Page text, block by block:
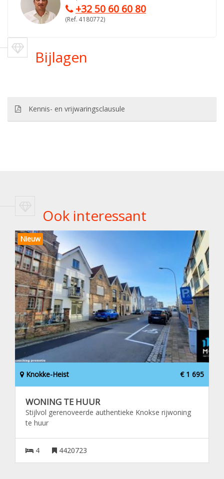
+32 50 60 60 80
(Ref. 4180772)
Bijlagen
Kennis- en vrijwaringsclausule
Ook interessant
Nieuw
Knokke-Heist € 1 695
WONING TE HUUR
Stijlvol gerenoveerde authentieke Knokse rijwoning
te huur
4 4420723